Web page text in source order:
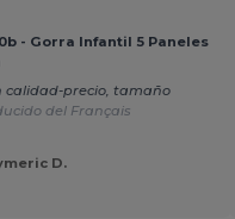
- Gorra Infantil 5 Paneles
calidad-precio, tamaño
del Français
D.